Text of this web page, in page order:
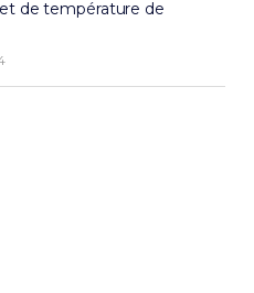
de température de